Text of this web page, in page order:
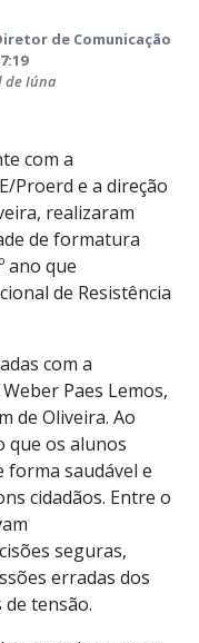
de Comunicação
de Iúna
com a
Proerd e a direção
realizaram
de formatura
ano que
de Resistência
com a
Paes Lemos,
de Oliveira. Ao
que os alunos
forma saudável e
cidadãos. Entre o
seguras,
erradas dos
tensão.